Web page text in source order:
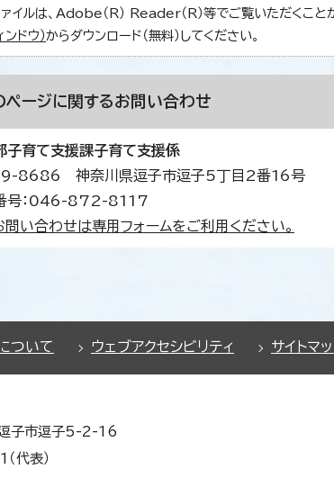
イルは、Adobe（R） Reader（R）等でご覧いただくこ
ドウ）からダウンロード（無料）してください。
ページに関するお問い合わせ
子育て支援課子育て支援係
8686 神奈川県逗子市逗子5丁目2番16号
号：046-872-8117
問い合わせは専用フォームをご利用ください。
ついて ウェブアクセシビリティ サイトマ
子市逗子5-2-16
代表）